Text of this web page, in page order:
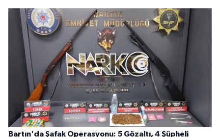
Bartın'da Şafak Operasyonu: 5 Gözaltı, 4 Şüpheli